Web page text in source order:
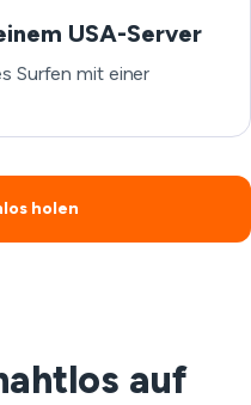
USA-Server
Surfen mit einer
holen
auf